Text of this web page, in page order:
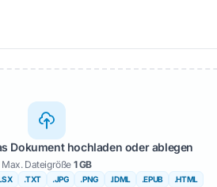
Dokument hochladen oder ablegen
Max. Dateigröße 1 GB
.TXT .JPG .PNG .IDML .EPUB .HTML